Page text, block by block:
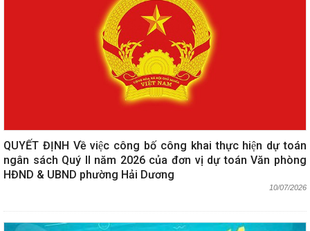
QUYẾT ĐỊNH Về việc công bố công khai thực hiện dự toán
ngân sách Quý II năm 2026 của đơn vị dự toán Văn phòng
HĐND & UBND phường Hải Dương
10/07/2026